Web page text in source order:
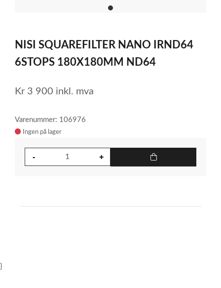
item
of
1
NISI SQUAREFILTER NANO IRND64
6STOPS 180X180MM ND64
Kr 3 900 inkl. mva
Varenummer: 106976
Ingen på lager
}